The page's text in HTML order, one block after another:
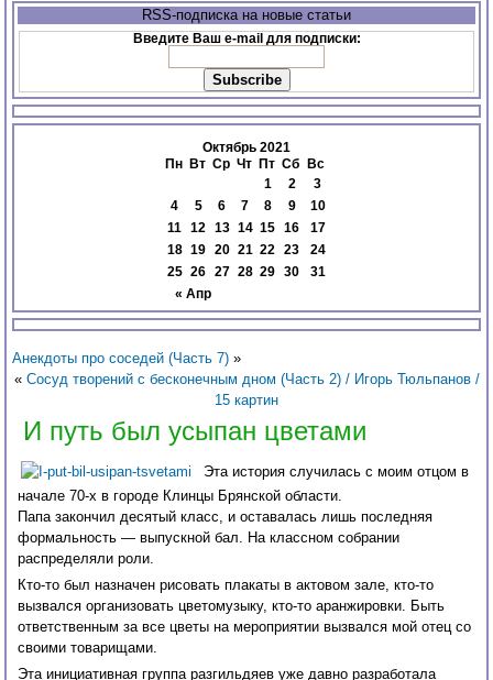
RSS-подписка на новые статьи
Введите Ваш e-mail для подписки:
Октябрь 2021
Пн
Вт Ср Чт Пт Сб Вс
« Апр
1 2
3
4
5 6 7 8 9
10
11 12 13 14 15 16
17
18 19 20 21 22 23
24
25 26 27 28 29 30 31
Анекдоты про соседей (Часть 7) »
« Сосуд творений с бесконечным дном (Часть 2) / Игорь Тюльпанов /
15 картин
И путь был усыпан цветами
Эта история случилась с моим отцом в
начале 70-х в городе Клинцы Брянской области.
Папа закончил десятый класс, и оставалась лишь последняя
формальность — выпускной бал. На классном собрании
распределяли роли.
Кто-то был назначен рисовать плакаты в актовом зале, кто-то
вызвался организовать цветомузыку, кто-то аранжировки. Быть
ответственным за все цветы на мероприятии вызвался мой отец со
своими товарищами.
Эта инициативная группа разгильдяев уже давно разработала